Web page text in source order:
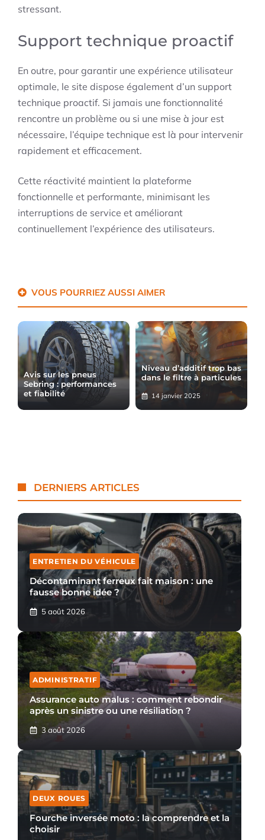
stressant.
Support technique proactif
En outre, pour garantir une expérience utilisateur
optimale, le site dispose également d’un support
technique proactif. Si jamais une fonctionnalité
rencontre un problème ou si une mise à jour est
nécessaire, l’équipe technique est là pour intervenir
rapidement et efficacement.
Cette réactivité maintient la plateforme
fonctionnelle et performante, minimisant les
interruptions de service et améliorant
continuellement l’expérience des utilisateurs.
VOUS POURRIEZ AUSSI AIMER
Avis sur les pneus
Sebring : performances
et fiabilité
Niveau d’additif trop bas
dans le filtre à particules
14 janvier 2025
DERNIERS ARTICLES
ENTRETIEN DU VÉHICULE
Décontaminant ferreux fait maison : une
fausse bonne idée ?
5 août 2026
ADMINISTRATIF
Assurance auto malus : comment rebondir
après un sinistre ou une résiliation ?
3 août 2026
DEUX ROUES
Fourche inversée moto : la comprendre et la
choisir